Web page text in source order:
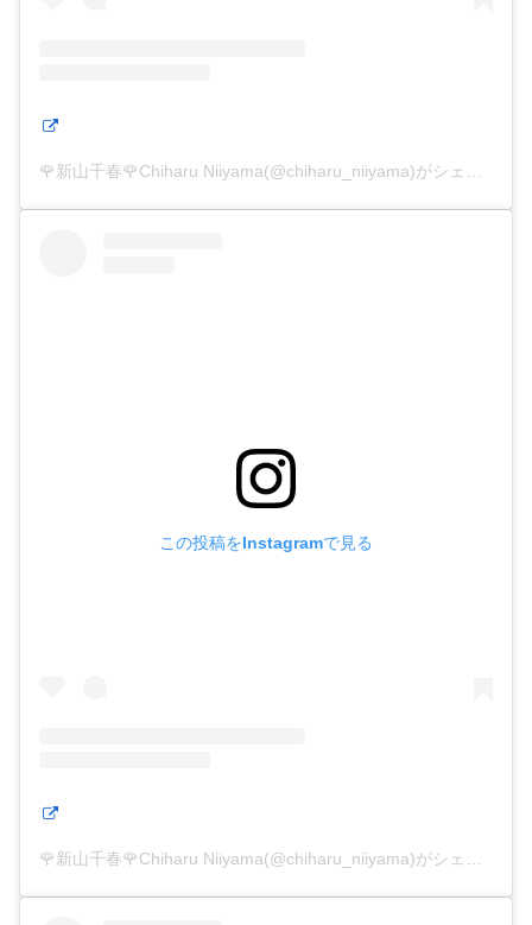
この投稿をInstagramで見る
🌹新山千春🌹Chiharu Niiyama(@chiharu_niiyama)がシェアした投稿